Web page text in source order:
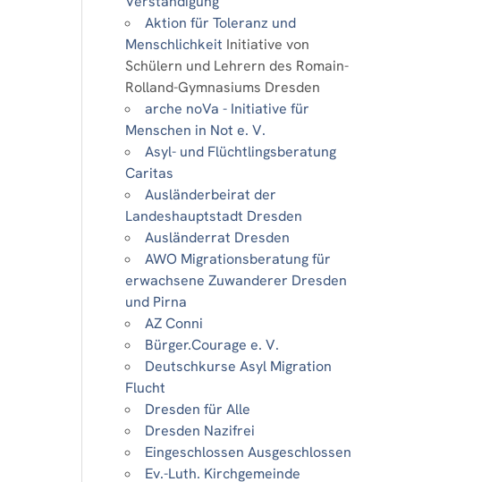
Aktion für Toleranz und
Menschlichkeit Initiative von
Schülern und Lehrern des Romain-
Rolland-Gymnasiums Dresden
arche noVa - Initiative für
Menschen in Not e. V.
Asyl- und Flüchtlingsberatung
Caritas
Ausländerbeirat der
Landeshauptstadt Dresden
Ausländerrat Dresden
AWO Migrationsberatung für
erwachsene Zuwanderer Dresden
und Pirna
AZ Conni
Bürger.Courage e. V.
Deutschkurse Asyl Migration
Flucht
Dresden für Alle
Dresden Nazifrei
Eingeschlossen Ausgeschlossen
Ev.-Luth. Kirchgemeinde